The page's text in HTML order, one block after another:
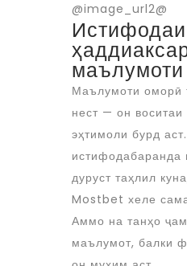
@image_url2@
Истифодаи
Маълумоти оморӣ
нест — он
эҳтимоли бурд
истифодабаранда
дуруст таҳлил
Mostbet хеле
Аммо на танҳо
маълумот, балки